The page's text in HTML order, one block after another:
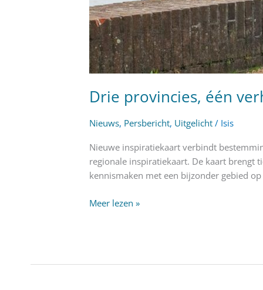
Drie provincies, één
Nieuws, Persbericht, Uitgelicht / Isis
Nieuwe inspiratiekaart verbindt
regionale inspiratiekaart. De kaart brengt
kennismaken met een bijzonder gebied
Meer lezen »